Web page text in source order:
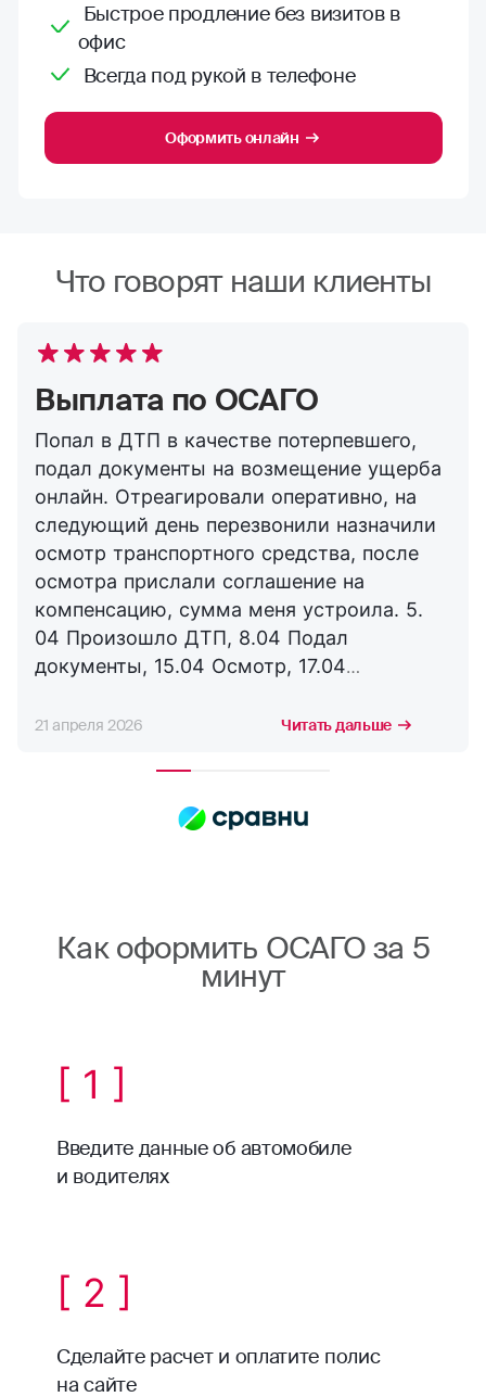
Быстрое продление без визитов в
офис
Всегда под рукой в телефоне
Оформить онлайн
Что говорят наши клиенты
Выплата по ОСАГО
Попал в ДТП в качестве потерпевшего,
подал документы на возмещение ущерба
онлайн. Отреагировали оперативно, на
следующий день перезвонили назначили
осмотр транспортного средства, после
осмотра прислали соглашение на
компенсацию, сумма меня устроила. 5.
04 Произошло ДТП, 8.04 Подал
документы, 15.04 Осмотр, 17.04
сотрудничать с компанией дальше,
21 апреля 2026 Читать дальше
Как оформить ОСАГО за 5
минут
[ 1 ]
Введите данные об автомобиле
и водителях
[ 2 ]
Сделайте расчет и оплатите полис
на сайте